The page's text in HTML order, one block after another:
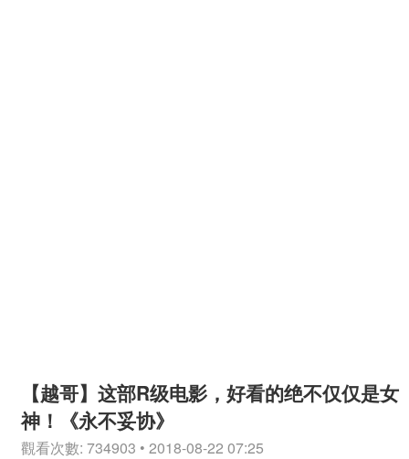
【越哥】这部R级电影，好看的绝不仅仅是女
神！《永不妥协》
觀看次數: 734903 • 2018-08-22 07:25